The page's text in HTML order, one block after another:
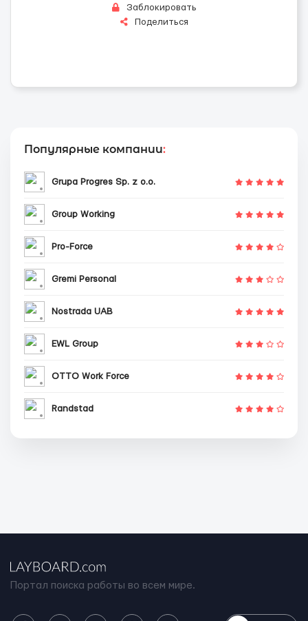
Заблокировать
Поделиться
Популярные компании:
Grupa Progres Sp. z o.o.
Group Working
Pro-Force
Gremi Personal
Nostrada UAB
EWL Group
OTTO Work Force
Randstad
Портал поиска работы во всем мире.